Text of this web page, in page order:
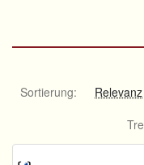
Sortierung: Relevanz